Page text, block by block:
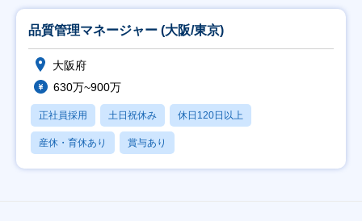
品質管理マネージャー (大阪/東京)
大阪府
630万~900万
正社員採用 土日祝休み 休日120日以上
産休・育休あり 賞与あり